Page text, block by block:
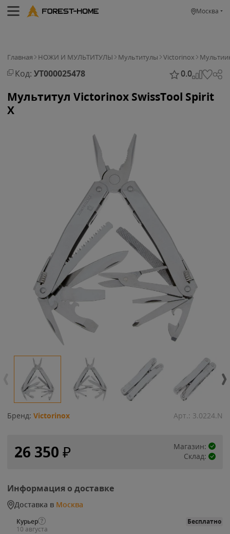
Москва
Главная НОЖИ И МУЛЬТИТУЛЫ Мультитулы Victorinox
Код: УТ000025478 0.0
Мультитул Victorinox SwissTool Spirit
X
Бренд: Victorinox Арт.: 3.0224.N
26 350 ₽
Магазин:
Склад:
Информация о доставке
Доставка в Москва
Курьер
Бесплатно
10 августа